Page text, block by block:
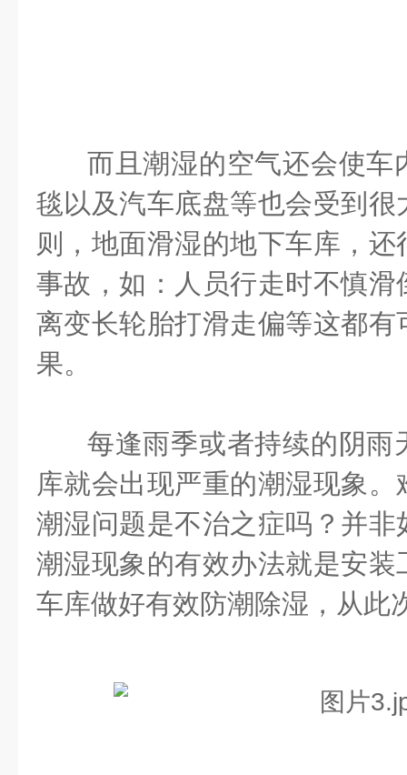
而且潮湿的空气还会使车
毯以及汽车底盘等也会受到
则，地面滑湿的地下车库，
事故，如：人员行走时不慎
离变长轮胎打滑走偏等这都
果。
每逢雨季或者持续的阴雨
库就会出现严重的潮湿现象
潮湿问题是不治之症吗？并
潮湿现象的有效办法就是安
车库做好有效防潮除湿，从此